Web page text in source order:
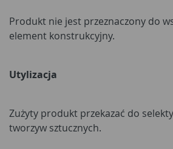
Produkt nie jest przeznaczony do
element konstrukcyjny.
Utylizacja
Zużyty produkt przekazać do
tworzyw sztucznych.